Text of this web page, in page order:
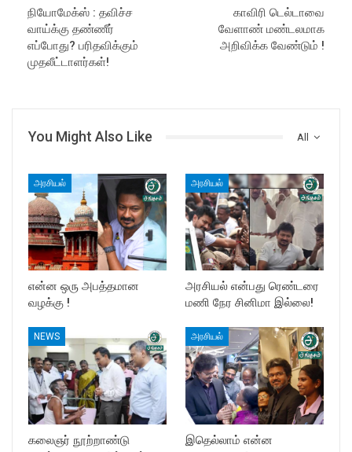
நியோமேக்ஸ் : தவிச்ச
வாய்க்கு தண்ணீர்
எப்போது? பரிதவிக்கும்
முதலீட்டாளர்கள்!
காவிரி டெல்டாவை
வேளாண் மண்டலமாக
அறிவிக்க வேண்டும் !
All
You Might Also Like
அரசியல்
என்ன ஒரு அபத்தமான
வழக்கு !
அரசியல்
அரசியல் என்பது ரெண்டரை
மணி நேர சினிமா இல்லை!
NEWS
கலைஞர் நூற்றாண்டு
அரசியல்
இதெல்லாம் என்ன